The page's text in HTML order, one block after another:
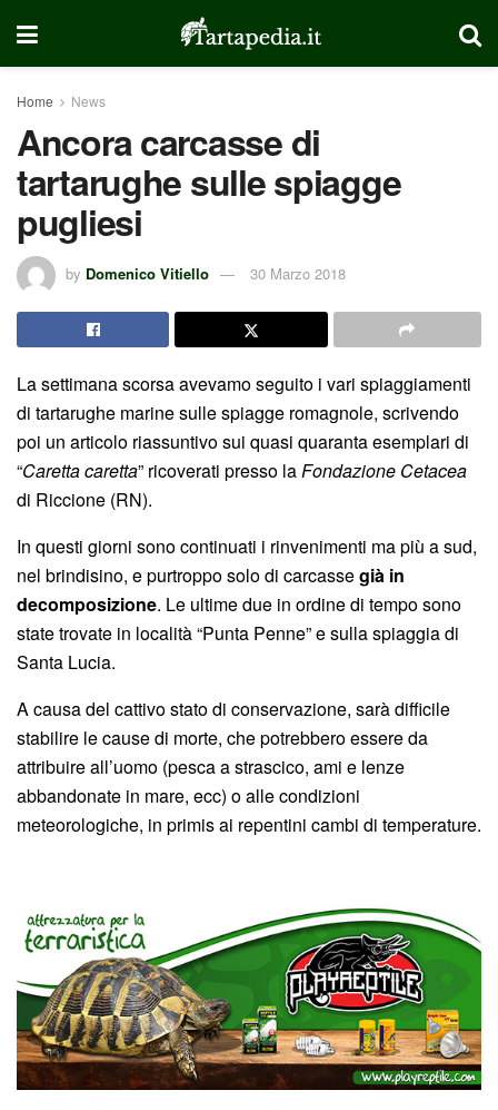
Home News
Ancora carcasse di
tartarughe sulle spiagge
pugliesi
by Domenico Vitiello 30 Marzo 2018
La settimana scorsa avevamo seguito i vari spiaggiamenti
di tartarughe marine sulle spiagge romagnole, scrivendo
poi un articolo riassuntivo sui quasi quaranta esemplari di
“Caretta caretta” ricoverati presso laFondazione Cetacea
di Riccione (RN).
In questi giorni sono continuati i rinvenimenti ma più a sud,
nel brindisino, e purtroppo solo di carcassegià in
decomposizione. Le ultime due in ordine di tempo sono
state trovate in località “Punta Penne” e sulla spiaggia di
Santa Lucia.
A causa del cattivo stato di conservazione, sarà difficile
stabilire le cause di morte, che potrebbero essere da
attribuire all’uomo (pesca a strascico, ami e lenze
abbandonate in mare, ecc) o alle condizioni
meteorologiche, in primis ai repentini cambi di temperature.